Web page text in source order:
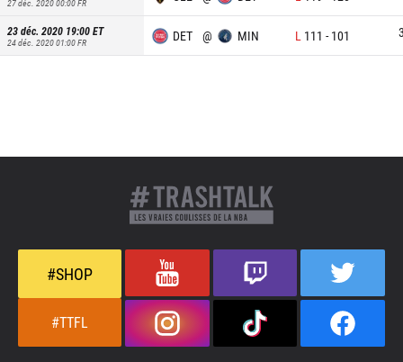
27 déc. 2020 00:00FR
23 déc. 2020 19:00ET
24 déc. 2020 01:00FR DET @ MIN L 111 - 101
#SHOP
#TTFL